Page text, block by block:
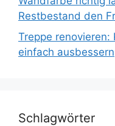
Restbestand den
Treppe renovieren:
einfach ausbessern
Schlagwörter